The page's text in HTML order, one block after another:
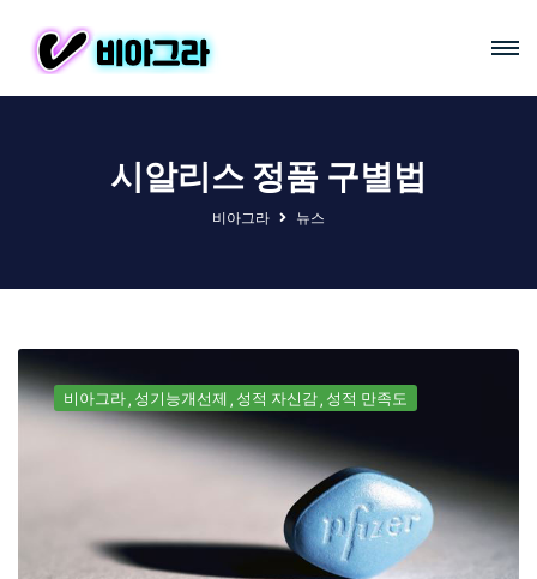
시알리스 정품 구별법
비아그라 뉴스
비아그라 성기능개선제 성적 자신감 성적 만족도